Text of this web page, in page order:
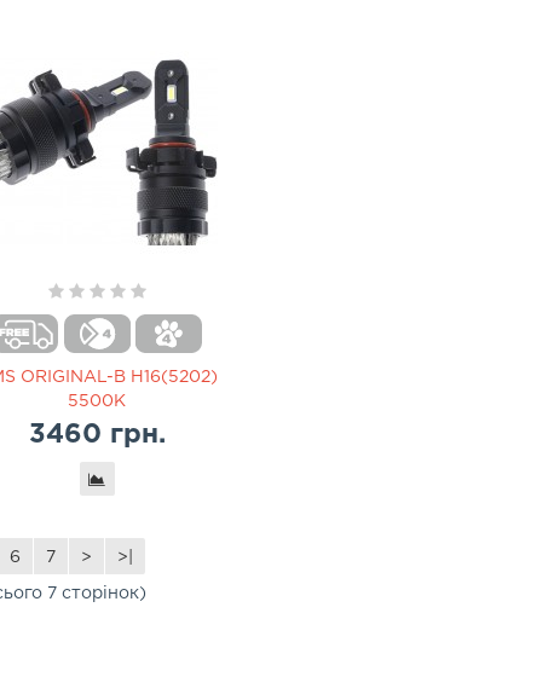
ORIGINAL-B H16(5202)
5500K
3460 грн.
6 7 >
>|
7 сторінок)